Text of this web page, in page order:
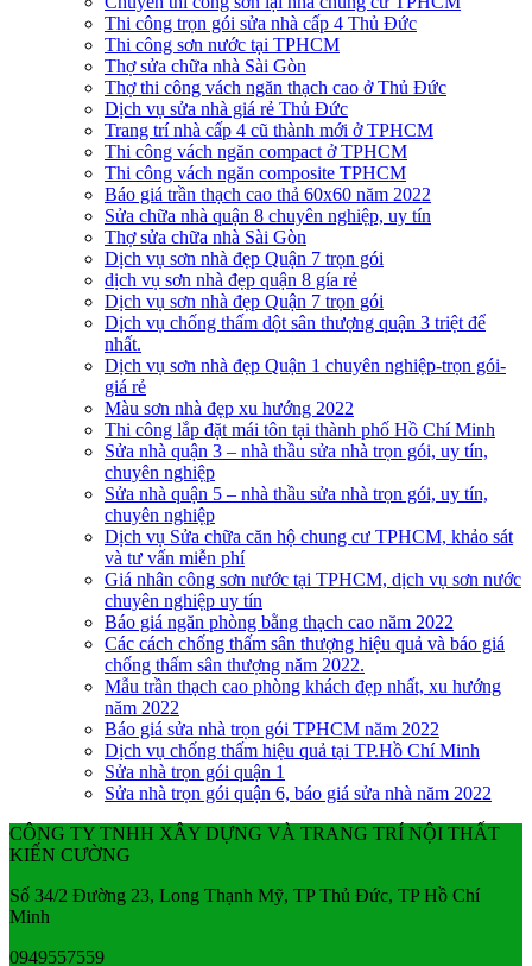
Thi công trọn gói sửa nhà cấp 4 Thủ Đức
Thi công sơn nước tại TPHCM
Thợ sửa chữa nhà Sài Gòn
Thợ thi công vách ngăn thạch cao ở Thủ Đức
Dịch vụ sửa nhà giá rẻ Thủ Đức
Trang trí nhà cấp 4 cũ thành mới ở TPHCM
Thi công vách ngăn compact ở TPHCM
Thi công vách ngăn composite TPHCM
Báo giá trần thạch cao thả 60x60 năm 2022
Sửa chữa nhà quận 8 chuyên nghiệp, uy tín
Thợ sửa chữa nhà Sài Gòn
Dịch vụ sơn nhà đẹp Quận 7 trọn gói
dịch vụ sơn nhà đẹp quận 8 gía rẻ
Dịch vụ sơn nhà đẹp Quận 7 trọn gói
Dịch vụ chống thấm dột sân thượng quận 3 triệt để
nhất.
Dịch vụ sơn nhà đẹp Quận 1 chuyên nghiệp-trọn gói-
giá rẻ
Màu sơn nhà đẹp xu hướng 2022
Thi công lắp đặt mái tôn tại thành phố Hồ Chí Minh
Sửa nhà quận 3 – nhà thầu sửa nhà trọn gói, uy tín,
chuyên nghiệp
Sửa nhà quận 5 – nhà thầu sửa nhà trọn gói, uy tín,
chuyên nghiệp
Dịch vụ Sửa chữa căn hộ chung cư TPHCM, khảo sát
và tư vấn miễn phí
Giá nhân công sơn nước tại TPHCM, dịch vụ sơn nước
chuyên nghiệp uy tín
Báo giá ngăn phòng bằng thạch cao năm 2022
Các cách chống thấm sân thượng hiệu quả và báo giá
chống thấm sân thượng năm 2022.
Mẫu trần thạch cao phòng khách đẹp nhất, xu hướng
năm 2022
Báo giá sửa nhà trọn gói TPHCM năm 2022
Dịch vụ chống thấm hiệu quả tại TP.Hồ Chí Minh
Sửa nhà trọn gói quận 1
Sửa nhà trọn gói quận 6, báo giá sửa nhà năm 2022
CÔNG TY TNHH XÂY DỰNG VÀ TRANG TRÍ NỘI THẤT
KIẾN CƯỜNG
Số 34/2 Đường 23, Long Thạnh Mỹ, TP Thủ Đức, TP Hồ Chí
Minh
0949557559